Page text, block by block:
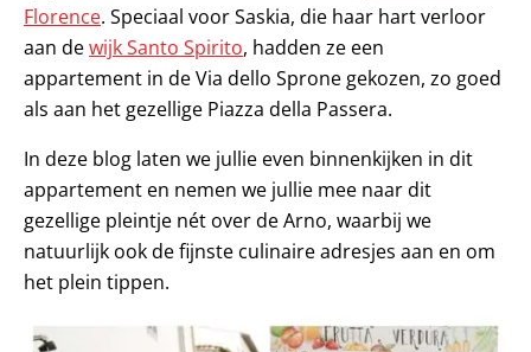
Florence. Speciaal voor Saskia, die haar hart verloor
aan dewijk Santo Spirito, hadden ze een
appartement in de Via dello Sprone gekozen, zo goed
als aan het gezellige Piazza della Passera.
In deze blog laten we jullie even binnenkijken in dit
appartement en nemen we jullie mee naar dit
gezellige pleintje nét over de Arno, waarbij we
natuurlijk ook de fijnste culinaire adresjes aan en om
het plein tippen.